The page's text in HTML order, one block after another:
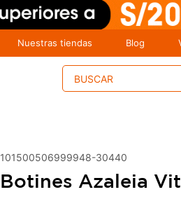
Nuestras tiendas Blog
Buscar
101500506999948-30440
Botines Azaleia